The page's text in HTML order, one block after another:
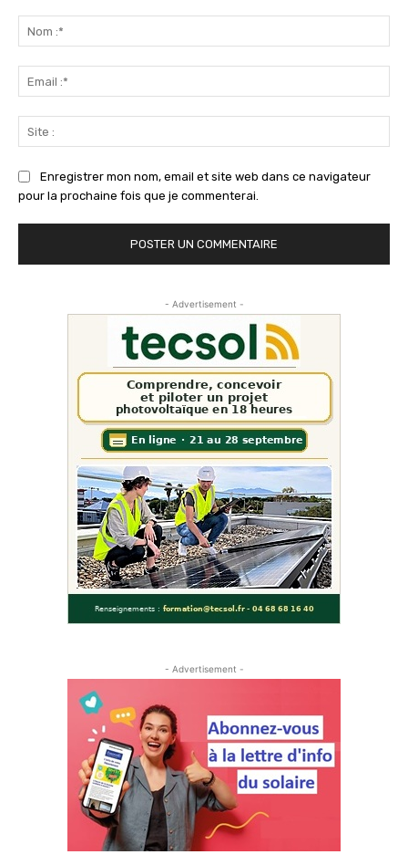
Enregistrer mon nom, email et site web dans ce navigateur
pour la prochaine fois que je commenterai.
- Advertisement -
- Advertisement -